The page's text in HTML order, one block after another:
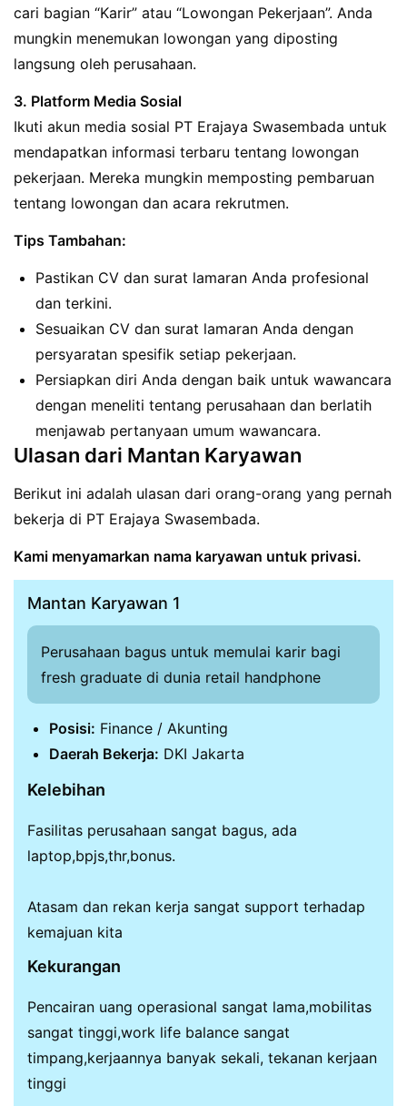
cari bagian “Karir” atau “Lowongan Pekerjaan”. Anda
mungkin menemukan lowongan yang diposting
langsung oleh perusahaan.
3. Platform Media Sosial
Ikuti akun media sosial PT Erajaya Swasembada untuk
mendapatkan informasi terbaru tentang lowongan
pekerjaan. Mereka mungkin memposting pembaruan
tentang lowongan dan acara rekrutmen.
Tips Tambahan:
Pastikan CV dan surat lamaran Anda profesional
dan terkini.
Sesuaikan CV dan surat lamaran Anda dengan
persyaratan spesifik setiap pekerjaan.
Persiapkan diri Anda dengan baik untuk wawancara
dengan meneliti tentang perusahaan dan berlatih
menjawab pertanyaan umum wawancara.
Ulasan dari Mantan Karyawan
Berikut ini adalah ulasan dari orang-orang yang pernah
bekerja di PT Erajaya Swasembada.
Kami menyamarkan nama karyawan untuk privasi.
Mantan Karyawan 1
Perusahaan bagus untuk memulai karir bagi
fresh graduate di dunia retail handphone
Posisi: Finance / Akunting
Daerah Bekerja: DKI Jakarta
Kelebihan
Fasilitas perusahaan sangat bagus, ada
laptop,bpjs,thr,bonus.
Atasam dan rekan kerja sangat support terhadap
kemajuan kita
Kekurangan
Pencairan uang operasional sangat lama,mobilitas
sangat tinggi,work life balance sangat
timpang,kerjaannya banyak sekali, tekanan kerjaan
tinggi